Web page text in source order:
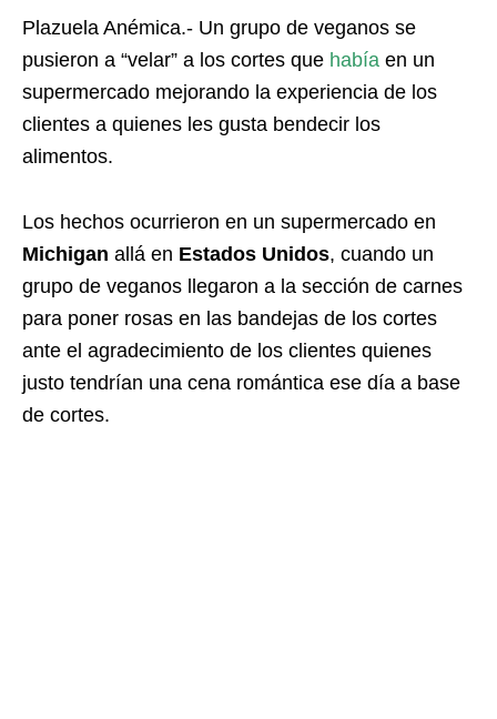
Plazuela Anémica.- Un grupo de veganos se
pusieron a “velar” a los cortes que había en un
supermercado mejorando la experiencia de los
clientes a quienes les gusta bendecir los
alimentos.
Los hechos ocurrieron en un supermercado en
Michigan allá en Estados Unidos, cuando un
grupo de veganos llegaron a la sección de carnes
para poner rosas en las bandejas de los cortes
ante el agradecimiento de los clientes quienes
justo tendrían una cena romántica ese día a base
de cortes.